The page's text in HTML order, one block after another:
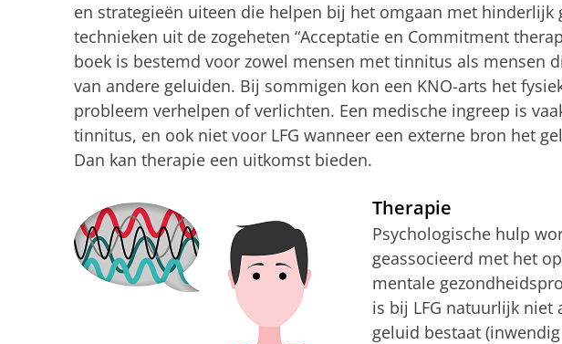
en strategieën uiteen die helpen bij het omgaan met hinderlijk
technieken uit de zogeheten “Acceptatie en Commitment
boek is bestemd voor zowel mensen met tinnitus als mensen
van andere geluiden. Bij sommigen kon een KNO-arts het
probleem verhelpen of verlichten. Een medische ingreep is
tinnitus, en ook niet voor LFG wanneer een externe bron het
Dan kan therapie een uitkomst bieden.
Therapie
Psychologische hulp
geassocieerd met het
mentale
is bij LFG natuurlijk niet
geluid bestaat